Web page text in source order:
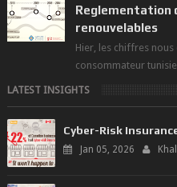
Reglementation
renouvelables
Hier, les chiffres
consommateur
dernières décennies (
LATEST INSIGHTS
Cyber-Risk
Jan 05, 2026